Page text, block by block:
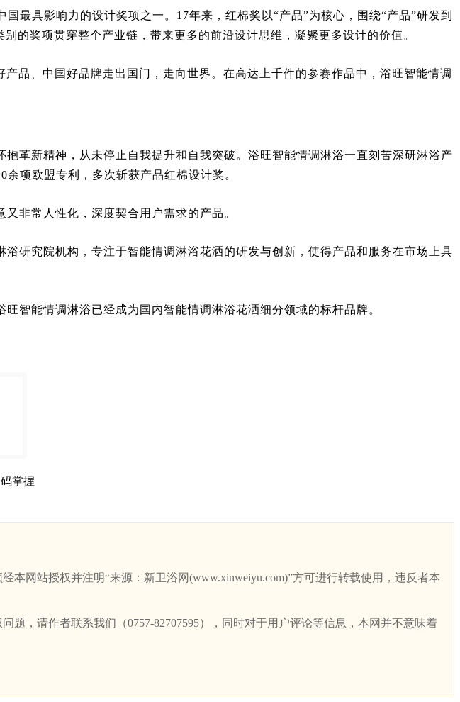
最具影响力的设计奖项之一。17年来，红棉奖以“产品”为核心，围绕“产品”研发到
奖项贯穿整个产业链，带来更多的前沿设计思维，凝聚更多设计的价值。
品、中国好品牌走出国门，走向世界。在高达上千件的参赛作品中，浴旺智能情调
革新精神，从未停止自我提升和自我突破。浴旺智能情调淋浴一直刻苦深研淋浴产
项欧盟专利，多次斩获产品红棉设计奖。
非常人性化，深度契合用户需求的产品。
研究院机构，专注于智能情调淋浴花洒的研发与创新，使得产品和服务在市场上具
智能情调淋浴已经成为国内智能情调淋浴花洒细分领域的标杆品牌。
掌握
网站授权并注明“来源：新卫浴网(www.xinweiyu.com)”方可进行转载使用，违反者本
，请作者联系我们（0757-82707595），同时对于用户评论等信息，本网并不意味着